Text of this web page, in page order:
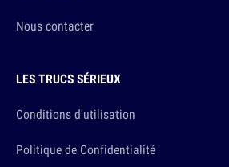
Nous contacter
LES TRUCS SÉRIEUX
Conditions d'utilisation
Politique de Confidentialité